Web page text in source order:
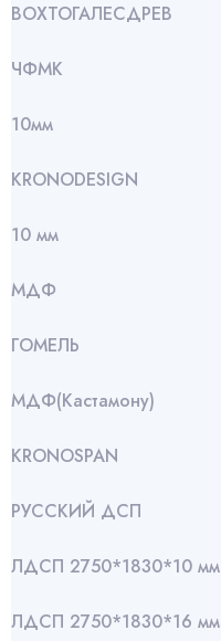
ВОХТОГАЛЕСДРЕВ
ЧФМК
10мм
KRONODESIGN
10 мм
МДФ
ГОМЕЛЬ
МДФ(Кастамону)
KRONOSPAN
РУССКИЙ ДСП
ЛДСП 2750*1830*10 мм
ЛДСП 2750*1830*16 мм